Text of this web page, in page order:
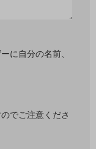
に自分の名前、
でご注意くださ